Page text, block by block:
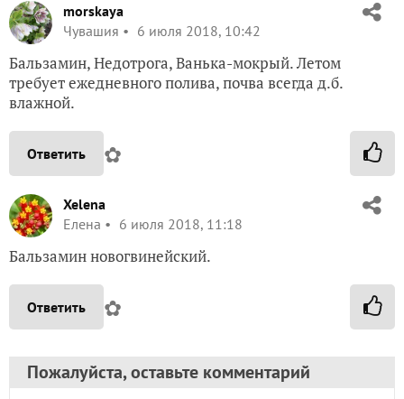
morskaya
Чувашия
6 июля 2018, 10:42
Бальзамин, Недотрога, Ванька-мокрый. Летом
требует ежедневного полива, почва всегда д.б.
влажной.
Ответить ✿
Xelena
Елена
6 июля 2018, 11:18
Бальзамин новогвинейский.
Ответить ✿
Пожалуйста, оставьте комментарий